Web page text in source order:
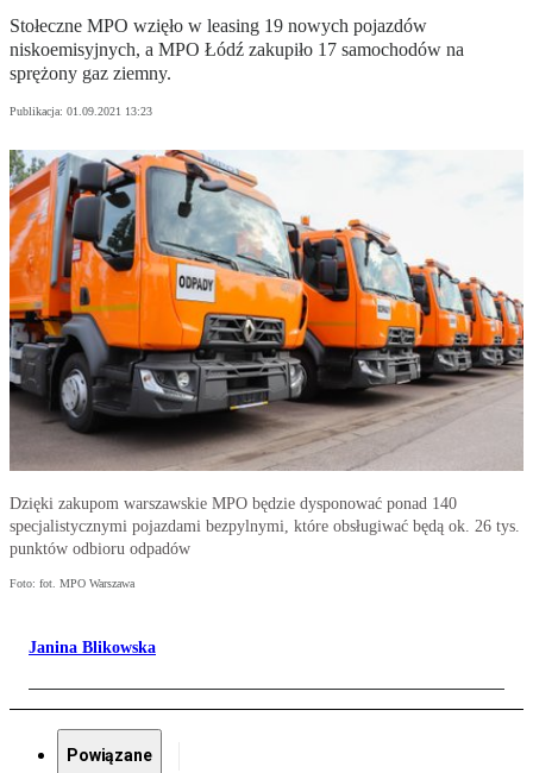
Stołeczne MPO wzięło w leasing 19 nowych pojazdów
niskoemisyjnych, a MPO Łódź zakupiło 17 samochodów na
sprężony gaz ziemny.
Publikacja: 01.09.2021 13:23
Dzięki zakupom warszawskie MPO będzie dysponować ponad 140
specjalistycznymi pojazdami bezpylnymi, które obsługiwać będą ok. 26 tys.
punktów odbioru odpadów
Foto: fot. MPO Warszawa
Janina Blikowska
Powiązane